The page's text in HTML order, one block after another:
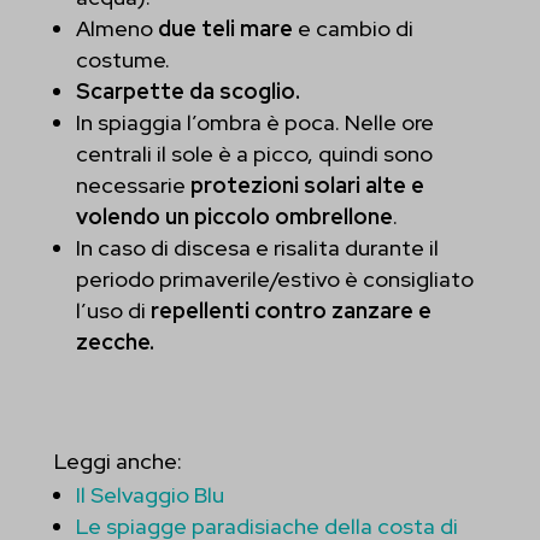
Almeno due teli mare e cambio di
costume.
Scarpette da scoglio.
In spiaggia l’ombra è poca. Nelle ore
centrali il sole è a picco, quindi sono
necessarie protezioni solari alte e
volendo un piccolo ombrellone.
In caso di discesa e risalita durante il
periodo primaverile/estivo è consigliato
l’uso di repellenti contro zanzare e
zecche.
Leggi anche:
Il Selvaggio Blu
Le spiagge paradisiache della costa di
et-pb-recent-items-font
et-pb-recent-items-fullwidth-advanced-enable
et-pb-recent-items-image-advanced-orientation
et-pb-recent-items-image-innerContent--linkTarget
et-pb-recent-items-imageIcon-advanced-placement
et-pb-recent-items-menu-advanced-menuId
et-pb-recent-items-menu-advanced-style
et-pb-recent-items-module-advanced-link--target
et-pb-recent-items-module-advanced-text-text--color